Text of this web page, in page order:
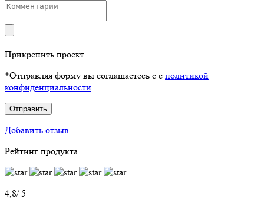
Прикрепить проект
*Отправляя форму вы соглашаетесь с с политикой
конфиденциальности
Отправить
Добавить отзыв
Рейтинг продукта
4,8/ 5